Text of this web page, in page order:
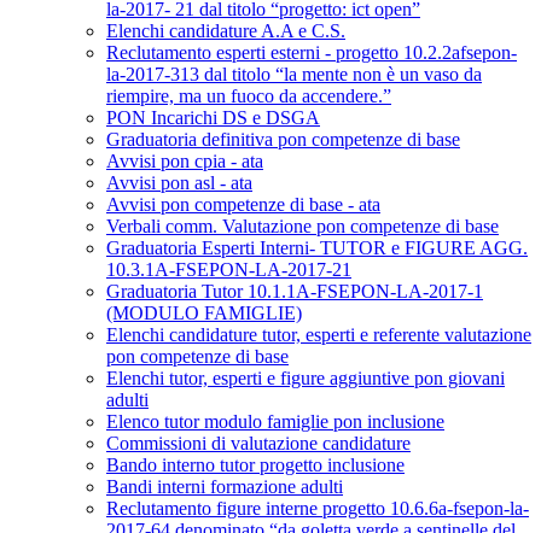
la-2017- 21 dal titolo “progetto: ict open”
Elenchi candidature A.A e C.S.
Reclutamento esperti esterni - progetto 10.2.2afsepon-
la-2017-313 dal titolo “la mente non è un vaso da
riempire, ma un fuoco da accendere.”
PON Incarichi DS e DSGA
Graduatoria definitiva pon competenze di base
Avvisi pon cpia - ata
Avvisi pon asl - ata
Avvisi pon competenze di base - ata
Verbali comm. Valutazione pon competenze di base
Graduatoria Esperti Interni- TUTOR e FIGURE AGG.
10.3.1A-FSEPON-LA-2017-21
Graduatoria Tutor 10.1.1A-FSEPON-LA-2017-1
(MODULO FAMIGLIE)
Elenchi candidature tutor, esperti e referente valutazione
pon competenze di base
Elenchi tutor, esperti e figure aggiuntive pon giovani
adulti
Elenco tutor modulo famiglie pon inclusione
Commissioni di valutazione candidature
Bando interno tutor progetto inclusione
Bandi interni formazione adulti
Reclutamento figure interne progetto 10.6.6a-fsepon-la-